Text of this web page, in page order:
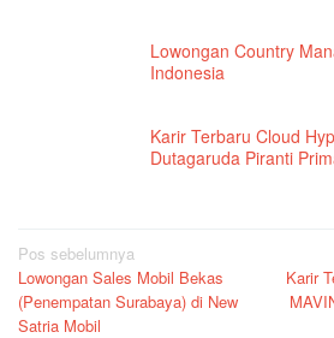
Lowongan Country
Indonesia
Karir Terbaru Cloud
Dutagaruda Piranti
Navigasi
pos
Pos sebelumnya
Lowongan Sales Mobil Bekas
(Penempatan Surabaya) di New
Satria Mobil
Karir